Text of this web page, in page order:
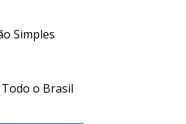
o Brasil